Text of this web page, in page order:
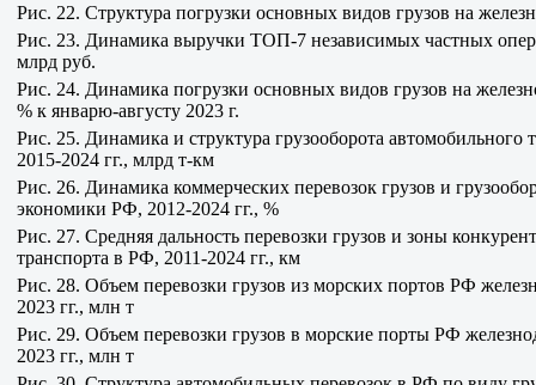
Рис. 22. Структура погрузки основных видов грузов на
Рис. 23. Динамика выручки ТОП-7 независимых частных
млрд руб.
Рис. 24. Динамика погрузки основных видов грузов на
% к январю-августу 2023 г.
Рис. 25. Динамика и структура грузооборота
2015-2024 гг., млрд т-км
Рис. 26. Динамика коммерческих перевозок грузов и
экономики РФ, 2012-2024 гг., %
Рис. 27. Средняя дальность перевозки грузов и зоны
транспорта в РФ, 2011-2024 гг., км
Рис. 28. Объем перевозки грузов из морских портов РФ
2023 гг., млн т
Рис. 29. Объем перевозки грузов в морские порты РФ
2023 гг., млн т